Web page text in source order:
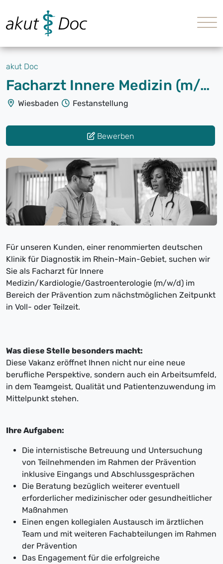
akut Doc
Facharzt Innere Medizin (m/w/d)
Wiesbaden Festanstellung
Bewerben
Für unseren Kunden, einer renommierten deutschen
Klinik für Diagnostik im Rhein-Main-Gebiet, suchen wir
Sie als Facharzt für Innere
Medizin/Kardiologie/Gastroenterologie (m/w/d) im
Bereich der Prävention zum nächstmöglichen Zeitpunkt
in Voll- oder Teilzeit.
Was diese Stelle besonders macht:
Diese Vakanz eröffnet Ihnen nicht nur eine neue
berufliche Perspektive, sondern auch ein Arbeitsumfeld,
in dem Teamgeist, Qualität und Patientenzuwendung im
Mittelpunkt stehen.
Ihre Aufgaben:
Die internistische Betreuung und Untersuchung
von Teilnehmenden im Rahmen der Prävention
inklusive Eingangs und Abschlussgesprächen
Die Beratung bezüglich weiterer eventuell
erforderlicher medizinischer oder gesundheitlicher
Maßnahmen
Einen engen kollegialen Austausch im ärztlichen
Team und mit weiteren Fachabteilungen im Rahmen
der Prävention
Das Engagement für die erfolgreiche